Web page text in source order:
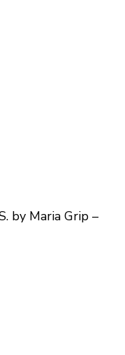
by Maria Grip –